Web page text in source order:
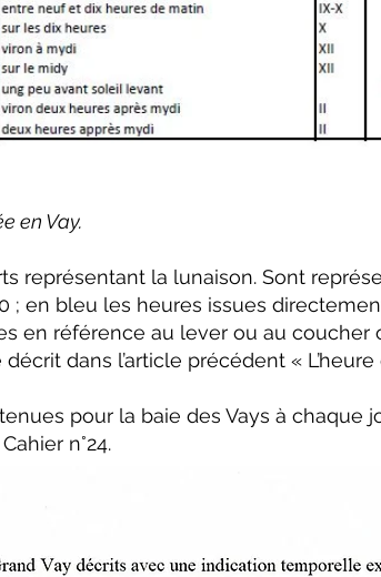
en Vay.
représentant la lunaison. Sont
en bleu les heures issues
en référence au lever ou au coucher
dans l’article précédent « L’heure
pour la baie des Vays à chaque
n°24.